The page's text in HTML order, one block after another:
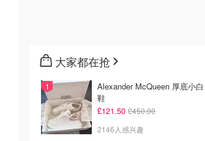
大家都在抢
Alexander McQueen 厚底小白
鞋
£121.50 £450.00
2146人感兴趣